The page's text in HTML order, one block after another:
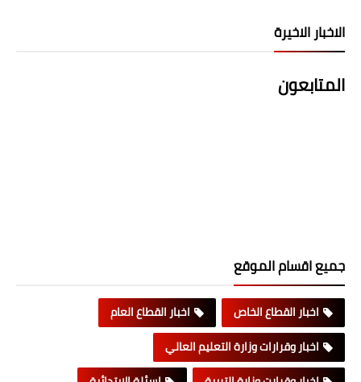
الاخبار الاخيرة
المتابعون
جميع اقسام الموقع
اخبار القطاع الخاص
اخبار القطاع العام
اخبار وقرارات وزارة التعليم العالي